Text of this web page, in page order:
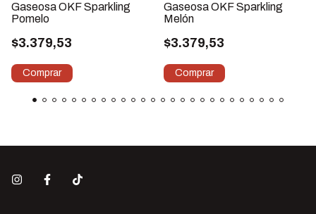
Gaseosa OKF Sparkling
Pomelo
$3.379,53
Gaseosa OKF Sparkling
Melón
$3.379,53